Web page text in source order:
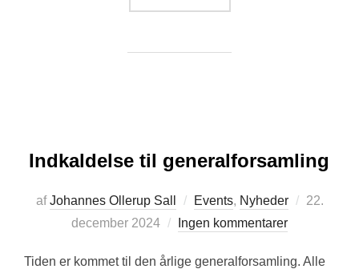
Indkaldelse til generalforsamling
afJohannes Ollerup Sall Events, Nyheder
Udgivet
22.
december 2024
Ingen kommentarer
Tiden er kommet til den årlige generalforsamling. Alle